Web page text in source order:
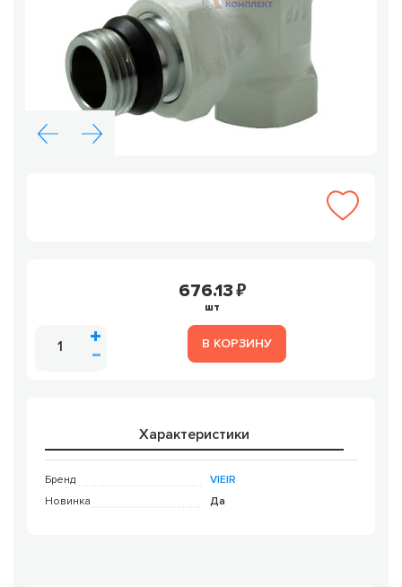
676.13
шт
В КОРЗИНУ
Характеристики
Бренд
VIEIR
Новинка
Да